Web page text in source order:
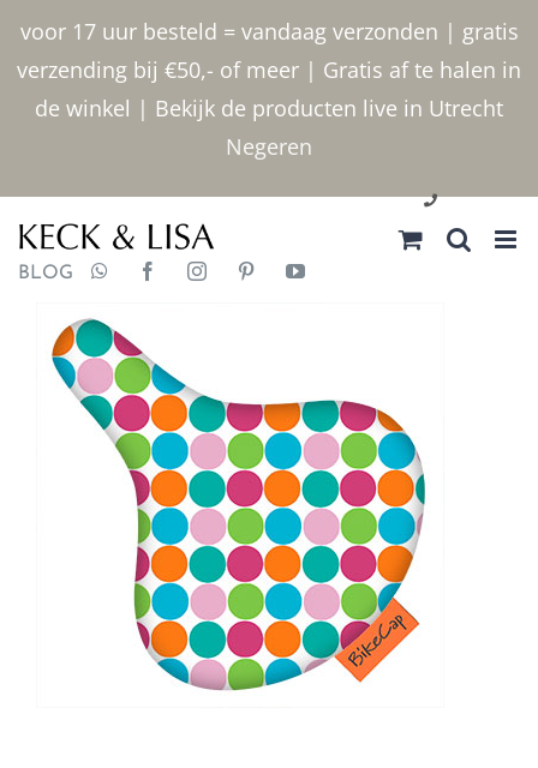
voor 17 uur besteld = vandaag verzonden | gratis
verzending bij €50,- of meer | Gratis af te halen in
de winkel | Bekijk de producten live in Utrecht
Negeren
inhoud
030 2400000
BLOG